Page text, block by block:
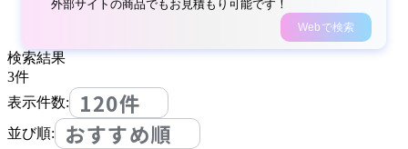
外部サイトの商品でもお見積もり可能です！
Webで検索
検索結果
3件
表示件数:
120件
並び順: おすすめ順